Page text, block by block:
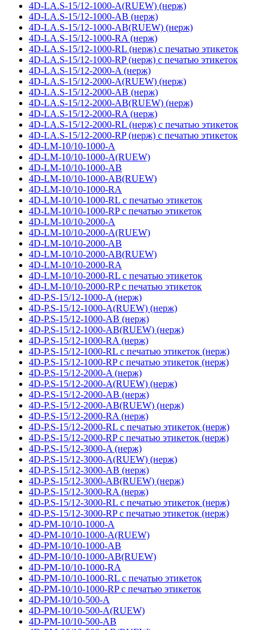
4D-LA.S-15/12-1000-A(RUEW) (нерж)
4D-LA.S-15/12-1000-AB (нерж)
4D-LA.S-15/12-1000-AB(RUEW) (нерж)
4D-LA.S-15/12-1000-RA (нерж)
4D-LA.S-15/12-1000-RL (нерж) с печатью этикеток
4D-LA.S-15/12-1000-RP (нерж) с печатью этикеток
4D-LA.S-15/12-2000-A (нерж)
4D-LA.S-15/12-2000-A(RUEW) (нерж)
4D-LA.S-15/12-2000-AB (нерж)
4D-LA.S-15/12-2000-AB(RUEW) (нерж)
4D-LA.S-15/12-2000-RA (нерж)
4D-LA.S-15/12-2000-RL (нерж) с печатью этикеток
4D-LA.S-15/12-2000-RP (нерж) с печатью этикеток
4D-LM-10/10-1000-A
4D-LM-10/10-1000-A(RUEW)
4D-LM-10/10-1000-AB
4D-LM-10/10-1000-AB(RUEW)
4D-LM-10/10-1000-RA
4D-LM-10/10-1000-RL с печатью этикеток
4D-LM-10/10-1000-RP с печатью этикеток
4D-LM-10/10-2000-A
4D-LM-10/10-2000-A(RUEW)
4D-LM-10/10-2000-AB
4D-LM-10/10-2000-AB(RUEW)
4D-LM-10/10-2000-RA
4D-LM-10/10-2000-RL с печатью этикеток
4D-LM-10/10-2000-RP с печатью этикеток
4D-P.S-15/12-1000-A (нерж)
4D-P.S-15/12-1000-A(RUEW) (нерж)
4D-P.S-15/12-1000-AB (нерж)
4D-P.S-15/12-1000-AB(RUEW) (нерж)
4D-P.S-15/12-1000-RA (нерж)
4D-P.S-15/12-1000-RL с печатью этикеток (нерж)
4D-P.S-15/12-1000-RP с печатью этикеток (нерж)
4D-P.S-15/12-2000-A (нерж)
4D-P.S-15/12-2000-A(RUEW) (нерж)
4D-P.S-15/12-2000-AB (нерж)
4D-P.S-15/12-2000-AB(RUEW) (нерж)
4D-P.S-15/12-2000-RA (нерж)
4D-P.S-15/12-2000-RL с печатью этикеток (нерж)
4D-P.S-15/12-2000-RP с печатью этикеток (нерж)
4D-P.S-15/12-3000-A (нерж)
4D-P.S-15/12-3000-A(RUEW) (нерж)
4D-P.S-15/12-3000-AB (нерж)
4D-P.S-15/12-3000-AB(RUEW) (нерж)
4D-P.S-15/12-3000-RA (нерж)
4D-P.S-15/12-3000-RL с печатью этикеток (нерж)
4D-P.S-15/12-3000-RP с печатью этикеток (нерж)
4D-PM-10/10-1000-A
4D-PM-10/10-1000-A(RUEW)
4D-PM-10/10-1000-AB
4D-PM-10/10-1000-AB(RUEW)
4D-PM-10/10-1000-RA
4D-PM-10/10-1000-RL с печатью этикеток
4D-PM-10/10-1000-RP с печатью этикеток
4D-PM-10/10-500-A
4D-PM-10/10-500-A(RUEW)
4D-PM-10/10-500-AB